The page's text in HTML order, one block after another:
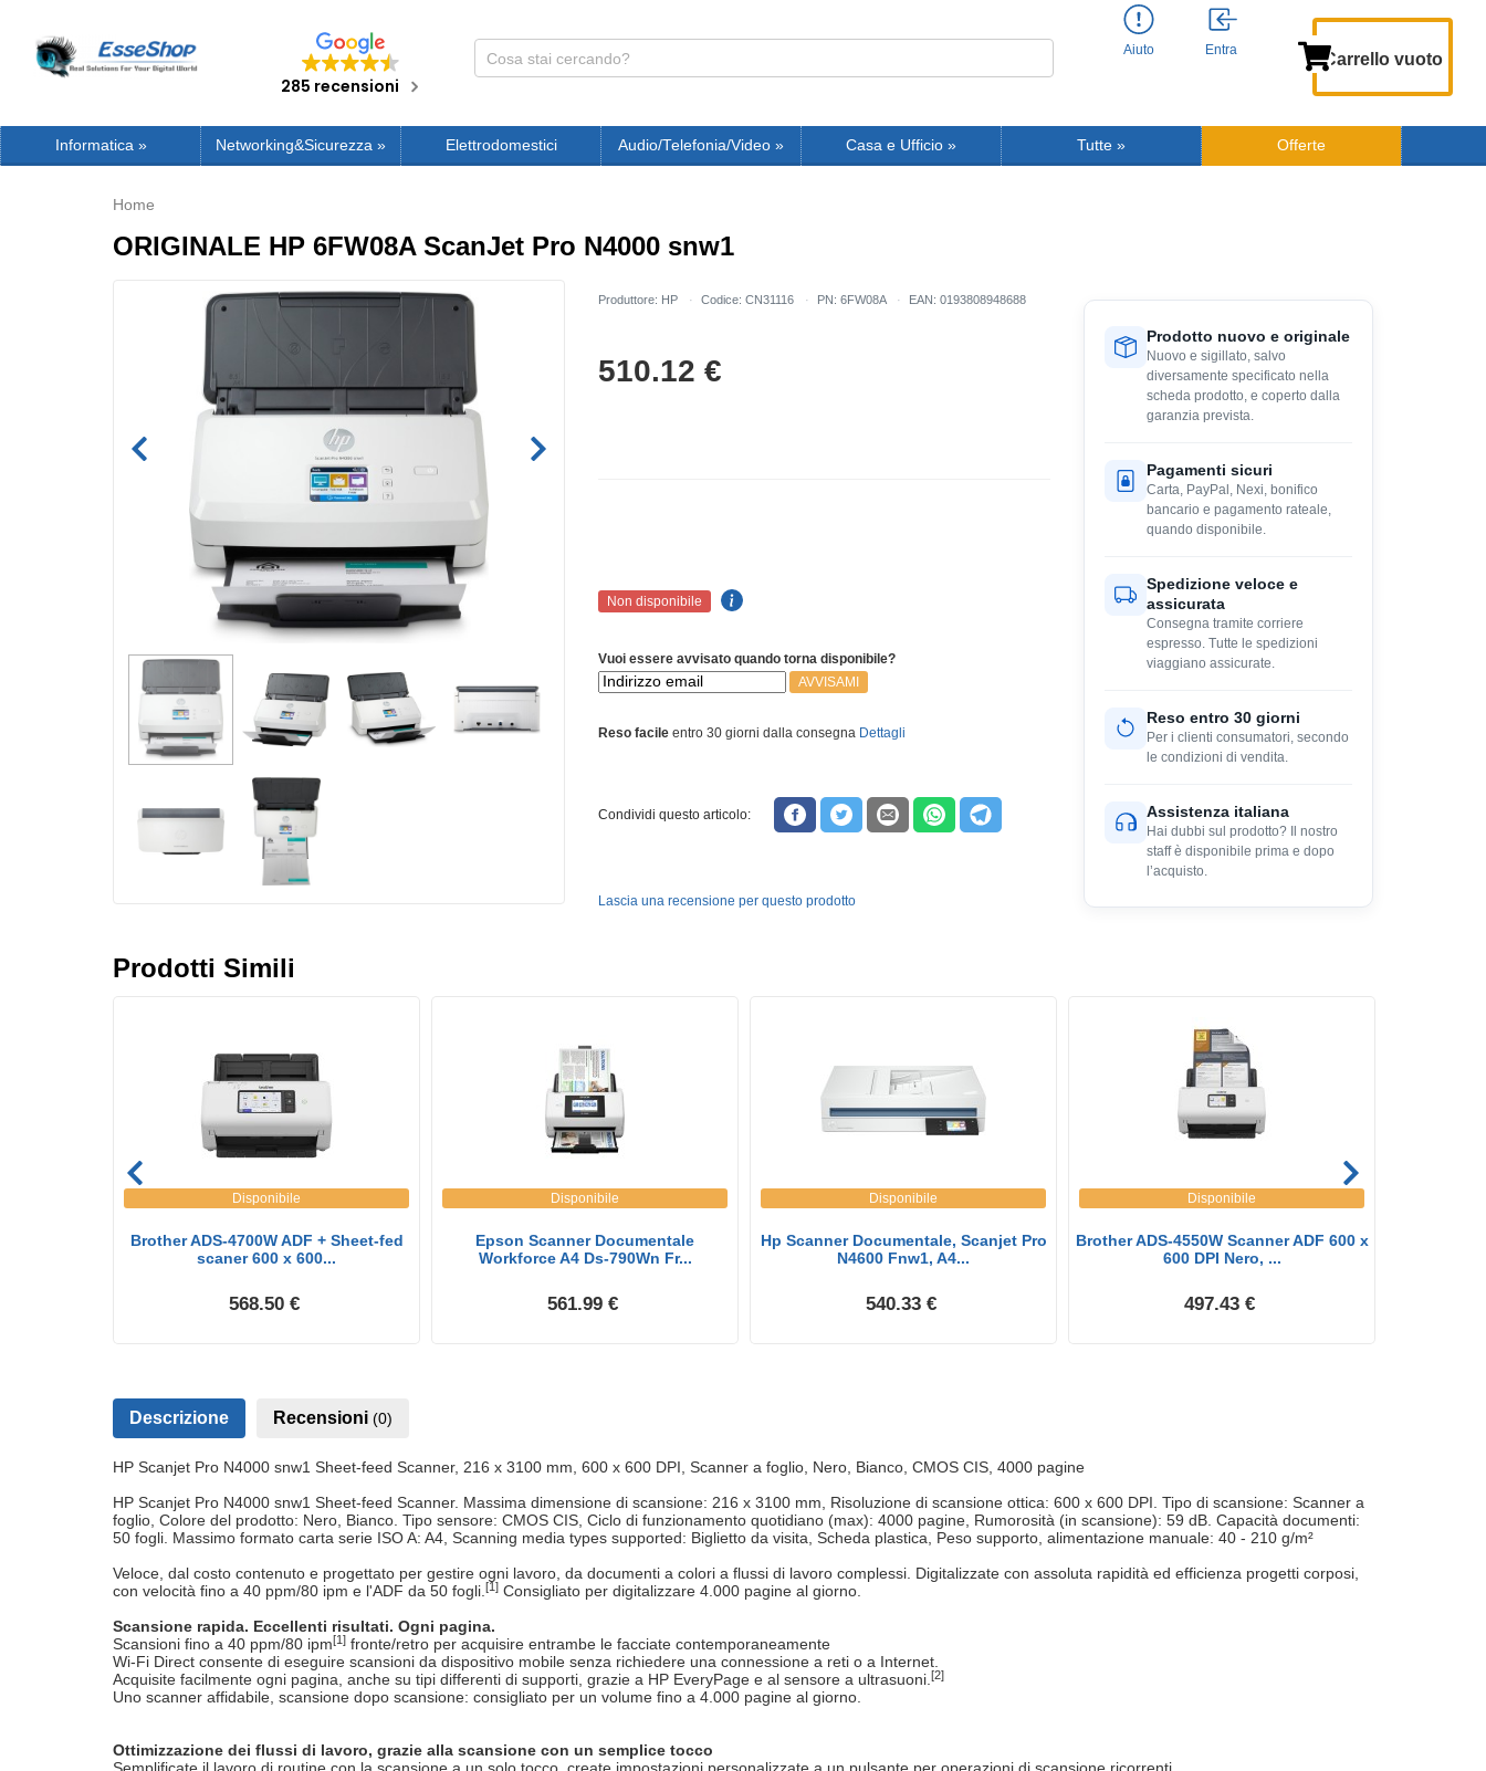
285 recensioni
Aiuto Entra Carrello vuoto
Informatica» Networking&Sicurezza » Elettrodomestici Audio/Telefonia/Video » Casa e Ufficio » Tutte » Offerte
Home
ORIGINALE HP 6FW08A ScanJet Pro N4000 snw1
Produttore: HP Codice: CN31116 PN: 6FW08A EAN: 0193808948688
510.12 €
Non disponibile
Vuoi essere avvisato quando torna disponibile?
AVVISAMI
Reso facileentro 30 giorni dalla consegna Dettagli
Condividi questo articolo:
Lascia una recensione per questo prodotto
Prodotto nuovo e originale
Nuovo e sigillato, salvo
diversamente specificato nella
scheda prodotto, e coperto dalla
garanzia prevista.
Pagamenti sicuri
Carta, PayPal, Nexi, bonifico
bancario e pagamento rateale,
quando disponibile.
Spedizione veloce e
assicurata
Consegna tramite corriere
espresso. Tutte le spedizioni
viaggiano assicurate.
Reso entro 30 giorni
Per i clienti consumatori, secondo
le condizioni di vendita.
Assistenza italiana
Hai dubbi sul prodotto? Il nostro
staff è disponibile prima e dopo
l’acquisto.
Prodotti Simili
Disponibile
Brother ADS-4700W ADF + Sheet-fed
scaner 600 x 600...
568.50 €
Disponibile
Epson Scanner Documentale
Workforce A4 Ds-790Wn Fr...
561.99 €
Disponibile
Hp Scanner Documentale, Scanjet Pro
N4600 Fnw1, A4...
540.33 €
Disponibile
Brother ADS-4550W Scanner ADF 600 x
600 DPI Nero, ...
497.43 €
Descrizione Recensioni (0)
HP Scanjet Pro N4000 snw1 Sheet-feed Scanner, 216 x 3100 mm, 600 x 600 DPI, Scanner a foglio, Nero, Bianco, CMOS CIS, 4000 pagine
HP Scanjet Pro N4000 snw1 Sheet-feed Scanner. Massima dimensione di scansione: 216 x 3100 mm, Risoluzione di scansione ottica: 600 x 600 DPI. Tipo di scansione: Scanner a
foglio, Colore del prodotto: Nero, Bianco. Tipo sensore: CMOS CIS, Ciclo di funzionamento quotidiano (max): 4000 pagine, Rumorosità (in scansione): 59 dB. Capacità documenti:
50 fogli. Massimo formato carta serie ISO A: A4, Scanning media types supported: Biglietto da visita, Scheda plastica, Peso supporto, alimentazione manuale: 40 - 210 g/m²
Veloce, dal costo contenuto e progettato per gestire ogni lavoro, da documenti a colori a flussi di lavoro complessi. Digitalizzate con assoluta rapidità ed efficienza progetti corposi,
con velocità fino a 40 ppm/80 ipm e l'ADF da 50 fogli. [1] Consigliato per digitalizzare 4.000 pagine al giorno.
Scansione rapida. Eccellenti risultati. Ogni pagina.
Scansioni fino a 40 ppm/80 ipm[1] fronte/retro per acquisire entrambe le facciate contemporaneamente
Wi-Fi Direct consente di eseguire scansioni da dispositivo mobile senza richiedere una connessione a reti o a Internet.
Acquisite facilmente ogni pagina, anche su tipi differenti di supporti, grazie a HP EveryPage e al sensore a ultrasuoni. [2]
Uno scanner affidabile, scansione dopo scansione: consigliato per un volume fino a 4.000 pagine al giorno.
Ottimizzazione dei flussi di lavoro, grazie alla scansione con un semplice tocco